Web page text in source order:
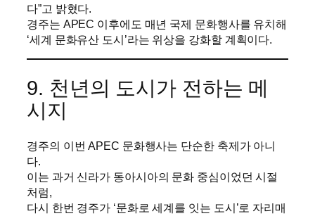
다”고 밝혔다.
경주는 APEC 이후에도 매년 국제 문화행사를 유치해
‘세계 문화유산 도시’라는 위상을 강화할 계획이다.
9. 천년의 도시가 전하는 메
시지
경주의 이번 APEC 문화행사는 단순한 축제가 아니
다.
이는 과거 신라가 동아시아의 문화 중심이었던 시절
처럼,
다시 한번 경주가 ‘문화로 세계를 잇는 도시’로 자리매